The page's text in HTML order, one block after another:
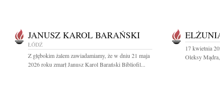
JANUSZ KAROL BARAŃSKI
ŁÓDŹ
Z głębokim żalem zawiadamiamy, że w dniu 21 maja
2026 roku zmarł Janusz Karol Barański Bibliofil...
17 kwietnia
Oleksy